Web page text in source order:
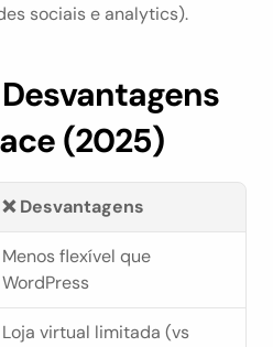
sociais e analytics).
(2025)
❌ Desvantagens
Menos flexível que
WordPress
Loja virtual limitada (vs